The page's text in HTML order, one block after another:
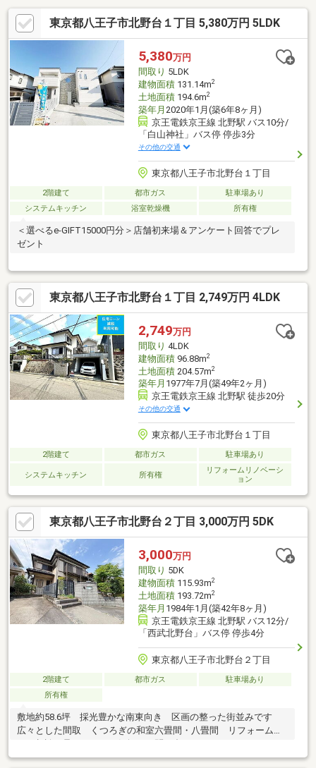
東京都八王子市北野台１丁目 5,380万円 5LDK
5,380万円
間取り 5LDK
建物面積131.14m2
土地面積194.6m2
築年月 2020年1月(築6年8ヶ月)
京王電鉄京王線 北野駅 バス10分/
「白山神社」バス停 停歩3分
その他の交通
東京都八王子市北野台１丁目
2階建て 都市ガス
駐車場あり
システムキッチン
浴室乾燥機 所有権
＜選べるe-GIFT15000円分＞店舗初来場＆アンケート回答でプレ
ゼント
東京都八王子市北野台１丁目 2,749万円 4LDK
2,749万円
間取り 4LDK
建物面積96.88m2
土地面積204.57m2
築年月 1977年7月(築49年2ヶ月)
京王電鉄京王線 北野駅 徒歩20分
その他の交通
東京都八王子市北野台１丁目
2階建て 都市ガス 駐車場あり
システムキッチン 所有権
リフォームリノベーシ
ョン
東京都八王子市北野台２丁目 3,000万円 5DK
3,000万円
間取り 5DK
建物面積115.93m2
土地面積193.72m2
築年月 1984年1月(築42年8ヶ月)
京王電鉄京王線 北野駅 バス12分/
「西武北野台」バス停 停歩4分
東京都八王子市北野台２丁目
2階建て 都市ガス
駐車場あり
所有権
敷地約58.6坪 採光豊かな南東向き 区画の整った街並みです
広々とした間取 くつろぎの和室六畳間・八畳間 リフォーム等
のご相談も承ります お気軽にお問い合わせ下さい